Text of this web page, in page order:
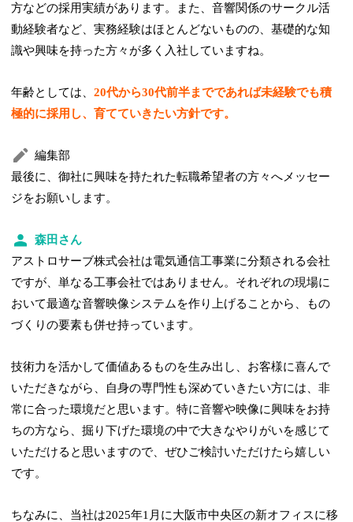
方などの採用実績があります。また、音響関係のサークル活
動経験者など、実務経験はほとんどないものの、基礎的な知
識や興味を持った方々が多く入社していますね。
年齢としては、20代から30代前半までであれば未経験でも積
極的に採用し、育てていきたい方針です。
編集部
最後に、御社に興味を持たれた転職希望者の方々へメッセー
ジをお願いします。
森田さん
アストロサーブ株式会社は電気通信工事業に分類される会社
ですが、単なる工事会社ではありません。それぞれの現場に
おいて最適な音響映像システムを作り上げることから、もの
づくりの要素も併せ持っています。
技術力を活かして価値あるものを生み出し、お客様に喜んで
いただきながら、自身の専門性も深めていきたい方には、非
常に合った環境だと思います。特に音響や映像に興味をお持
ちの方なら、掘り下げた環境の中で大きなやりがいを感じて
いただけると思いますので、ぜひご検討いただけたら嬉しい
です。
ちなみに、当社は2025年1月に大阪市中央区の新オフィスに移